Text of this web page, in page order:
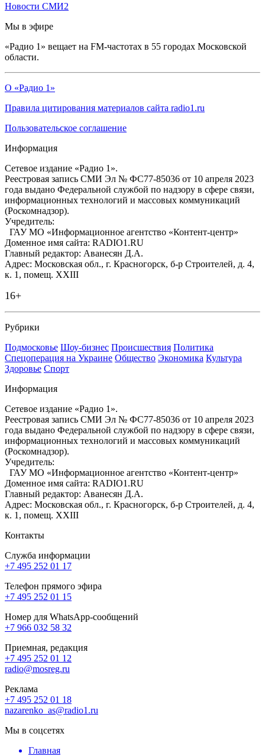
Новости СМИ2
Мы в эфире
«Радио 1» вещает на FM-частотах в 55 городах Московской
области.
О «Радио 1»
Правила цитирования материалов сайта radio1.ru
Пользовательское соглашение
Информация
Сетевое издание «Радио 1».
Реестровая запись СМИ Эл № ФС77-85036 от 10 апреля 2023
года выдано Федеральной службой по надзору в сфере связи,
информационных технологий и массовых коммуникаций
(Роскомнадзор).
Учредитель:
ГАУ МО «Информационное агентство «Контент-центр»
Доменное имя сайта: RADIO1.RU
Главный редактор: Аванесян Д.А.
Адрес: Московская обл., г. Красногорск, б-р Строителей, д. 4,
к. 1, помещ. XXIII
16+
Рубрики
Подмосковье Шоу-бизнес Происшествия Политика
Спецоперация на Украине Общество Экономика Культура
Здоровье Спорт
Информация
Сетевое издание «Радио 1».
Реестровая запись СМИ Эл № ФС77-85036 от 10 апреля 2023
года выдано Федеральной службой по надзору в сфере связи,
информационных технологий и массовых коммуникаций
(Роскомнадзор).
Учредитель:
ГАУ МО «Информационное агентство «Контент-центр»
Доменное имя сайта: RADIO1.RU
Главный редактор: Аванесян Д.А.
Адрес: Московская обл., г. Красногорск, б-р Строителей, д. 4,
к. 1, помещ. XXIII
Контакты
Служба информации
+7 495 252 01 17
Телефон прямого эфира
+7 495 252 01 15
Номер для WhatsApp-сообщений
+7 966 032 58 32
Приемная, редакция
+7 495 252 01 12
radio@mosreg.ru
Реклама
+7 495 252 01 18
nazarenko_as@radio1.ru
Мы в соцсетях
Главная